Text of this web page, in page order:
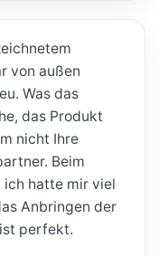
von außen
Was das
das Produkt
nicht Ihre
Beim
ich hatte mir viel
Anbringen der
perfekt.